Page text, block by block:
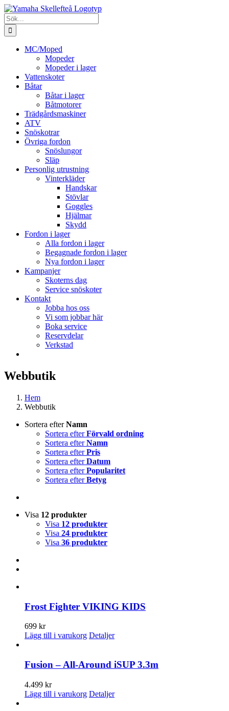
Fortsätt
till
innehållet
Sök
efter:
MC/Moped
Mopeder
Mopeder i lager
Vattenskoter
Båtar
Båtar i lager
Båtmotorer
Trädgårdsmaskiner
ATV
Snöskotrar
Övriga fordon
Snöslungor
Släp
Personlig utrustning
Vinterkläder
Handskar
Stövlar
Goggles
Hjälmar
Skydd
Fordon i lager
Alla fordon i lager
Begagnade fordon i lager
Nya fordon i lager
Kampanjer
Skoterns dag
Service snöskoter
Kontakt
Jobba hos oss
Vi som jobbar här
Boka service
Reservdelar
Verkstad
Webbutik
Hem
Webbutik
Sortera efterNamn
Sortera efterFörvald ordning
Sortera efterNamn
Sortera efterPris
Sortera efterDatum
Sortera efterPopularitet
Sortera efterBetyg
Visa 12 produkter
Visa 12 produkter
Visa 24 produkter
Visa 36 produkter
Frost Fighter VIKING KIDS
699 kr
Lägg till i varukorg Detaljer
Fusion – All-Around iSUP 3.3m
4.499 kr
Lägg till i varukorg Detaljer